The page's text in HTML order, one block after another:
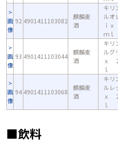
画
像
92 4901411103082
麒麟麦
酒
キ
ルオ
ｉ
ｍｌ
画
像
93 4901411103044
麒麟麦
酒
キ
ルグ
ｘ
ｌ
画
像
94 4901411103068
麒麟麦
酒
キ
ルレ
ｘ
ｌ
■飲料